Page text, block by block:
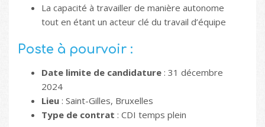
La capacité à travailler de manière autonome
tout en étant un acteur clé du travail d’équipe
Poste à pourvoir :
Date limite de candidature : 31 décembre
2024
Lieu : Saint-Gilles, Bruxelles
Type de contrat : CDI temps plein